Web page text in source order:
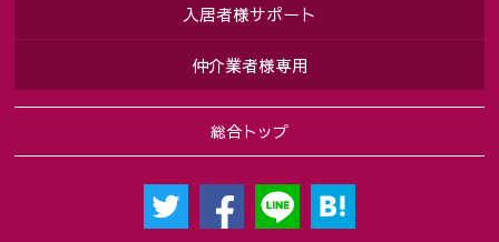
総合トップ
入居者様サポート
仲介業者様専用